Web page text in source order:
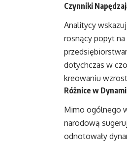
Czynniki
Analitycy
rosnący popyt
dotychczas w
kreowaniu
Różnice w
Mimo ogólnego
narodową
odnotowały